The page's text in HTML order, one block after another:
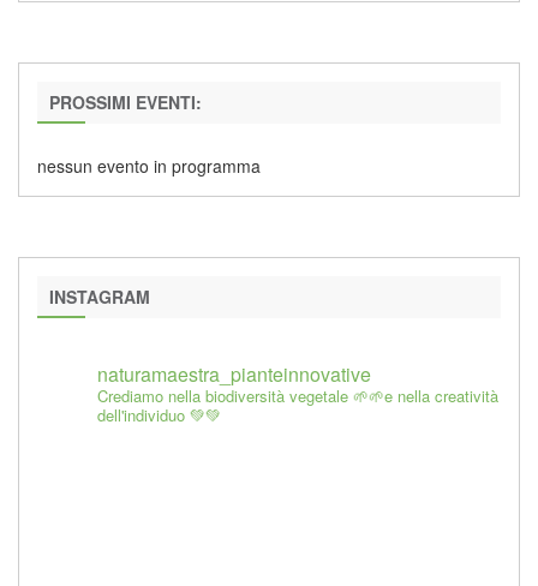
PROSSIMI EVENTI:
nessun evento in programma
INSTAGRAM
naturamaestra_pianteinnovative
Crediamo nella biodiversità vegetale 🌱🌱e nella creatività
dell'individuo 💚💚